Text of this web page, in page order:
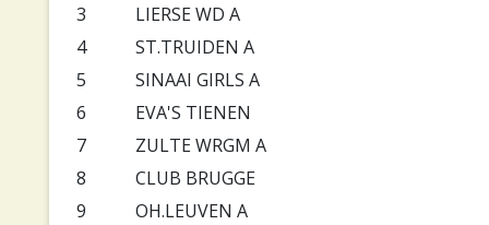
3
LIERSE WD A
4
ST.TRUIDEN A
5
SINAAI GIRLS A
6
EVA'S TIENEN
7
ZULTE WRGM A
8
CLUB BRUGGE
9
OH.LEUVEN A